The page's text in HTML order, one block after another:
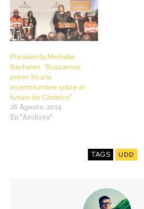
Presidenta Michelle
Bachelet: “Buscamos
poner fin a la
incertidumbre sobre el
futuro de Codelco”
26 Agosto, 2014
En "Archivo"
TAGS UDD